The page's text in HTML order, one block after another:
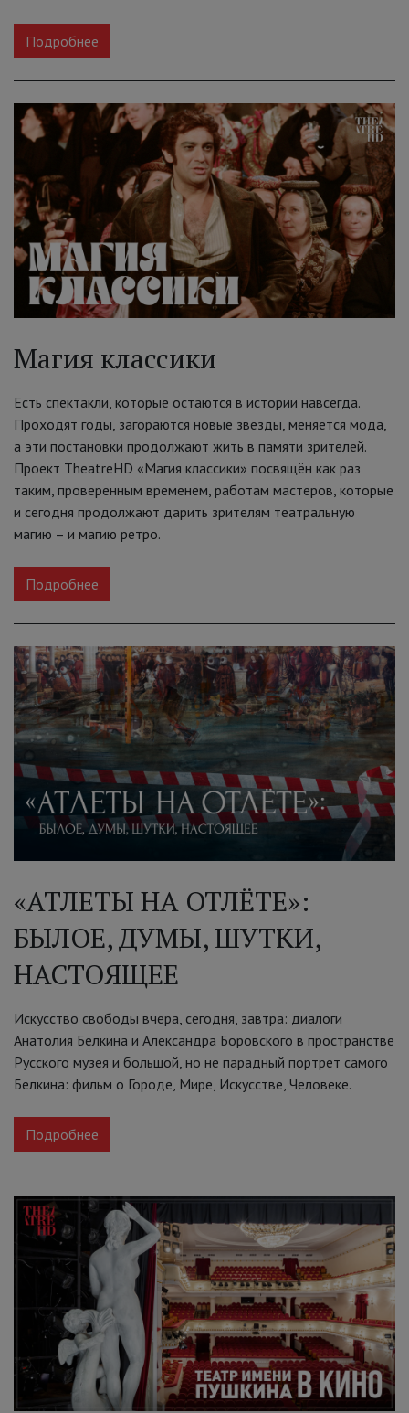
Подробнее
Магия классики
Есть спектакли, которые остаются в истории навсегда.
Проходят годы, загораются новые звёзды, меняется мода,
а эти постановки продолжают жить в памяти зрителей.
Проект TheatreHD «Магия классики» посвящён как раз
таким, проверенным временем, работам мастеров, которые
и сегодня продолжают дарить зрителям театральную
магию – и магию ретро.
Подробнее
«АТЛЕТЫ НА ОТЛЁТЕ»:
БЫЛОЕ, ДУМЫ, ШУТКИ,
НАСТОЯЩЕЕ
Искусство свободы вчера, сегодня, завтра: диалоги
Анатолия Белкина и Александра Боровского в пространстве
Русского музея и большой, но не парадный портрет самого
Белкина: фильм о Городе, Мире, Искусстве, Человеке.
Подробнее